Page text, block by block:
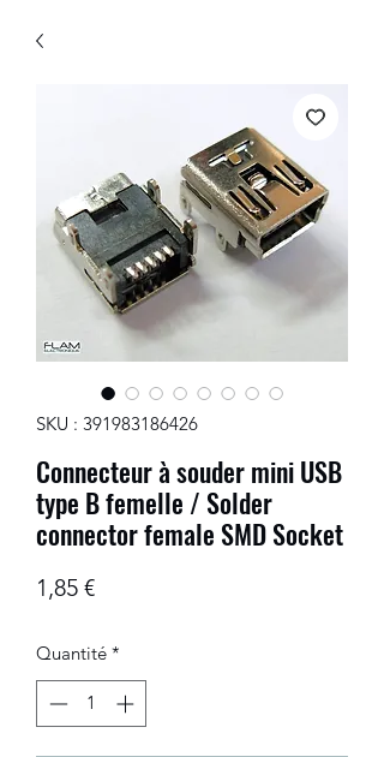
SKU : 391983186426
Connecteur à souder mini USB
type B femelle / Solder
connector female SMD Socket
1,85 €Prix
Quantité *